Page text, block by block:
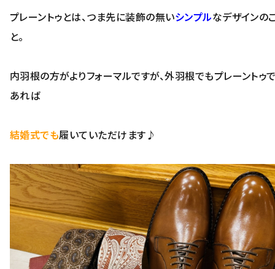
プレーントゥとは、つま先に装飾の無いシンプルなデザインの
と。
内羽根の方がよりフォーマルですが、外羽根でもプレーントゥ
あれば
結婚式でも履いていただけます♪